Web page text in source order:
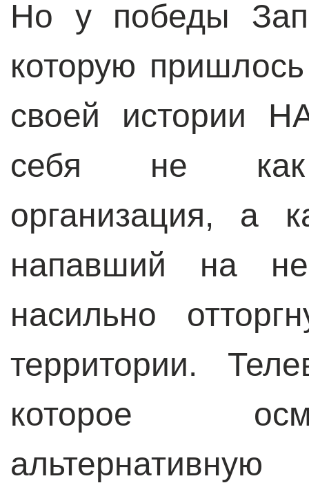
Но у победы
которую
своей истории
себя не как
организация, а
напавший на
насильно
территории.
которое